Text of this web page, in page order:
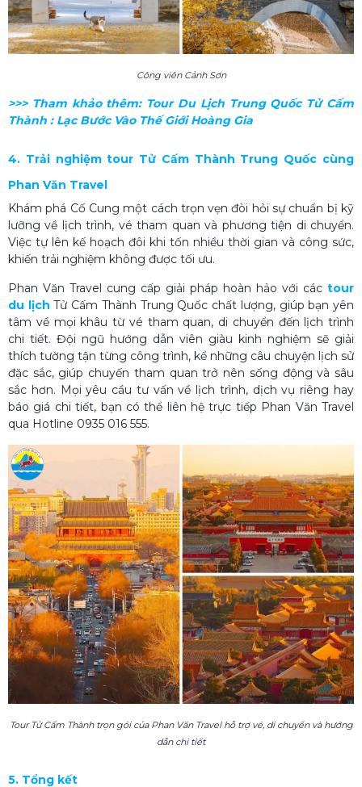
Công viên Cảnh Sơn
>>> Tham khảo thêm: Tour Du Lịch Trung Quốc Tử Cấm
Thành : Lạc Bước Vào Thế Giới Hoàng Gia
4. Trải nghiệm tour Tử Cấm Thành Trung Quốc cùng
Phan Văn Travel
Khám phá Cố Cung một cách trọn vẹn đòi hỏi sự chuẩn bị kỹ
lưỡng về lịch trình, vé tham quan và phương tiện di chuyển.
Việc tự lên kế hoạch đôi khi tốn nhiều thời gian và công sức,
khiến trải nghiệm không được tối ưu.
Phan Văn Travel cung cấp giải pháp hoàn hảo với các tour
du lịch Tử Cấm Thành Trung Quốc chất lượng, giúp bạn yên
tâm về mọi khâu từ vé tham quan, di chuyển đến lịch trình
chi tiết. Đội ngũ hướng dẫn viên giàu kinh nghiệm sẽ giải
thích tường tận từng công trình, kể những câu chuyện lịch sử
đặc sắc, giúp chuyến tham quan trở nên sống động và sâu
sắc hơn. Mọi yêu cầu tư vấn về lịch trình, dịch vụ riêng hay
báo giá chi tiết, bạn có thể liên hệ trực tiếp Phan Văn Travel
qua Hotline 0935 016 555.
Tour Tử Cấm Thành trọn gói của Phan Văn Travel hỗ trợ vé, di chuyển và hướng
dẫn chi tiết
5. Tổng kết